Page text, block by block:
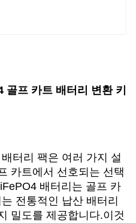
프 카트 배터리 변환 키
터리 팩은 여러 가지 설
카트에서 선호되는 선택
배터리는 골프 카
전통적인 납산 배터리
밀도를 제공합니다.이것